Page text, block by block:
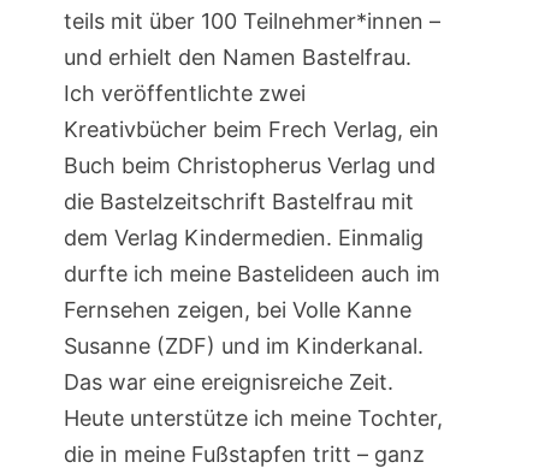
teils mit über 100 Teilnehmer*innen –
und erhielt den Namen Bastelfrau.
Ich veröffentlichte zwei
Kreativbücher beim Frech Verlag, ein
Buch beim Christopherus Verlag und
die Bastelzeitschrift Bastelfrau mit
dem Verlag Kindermedien. Einmalig
durfte ich meine Bastelideen auch im
Fernsehen zeigen, bei Volle Kanne
Susanne (ZDF) und im Kinderkanal.
Das war eine ereignisreiche Zeit.
Heute unterstütze ich meine Tochter,
die in meine Fußstapfen tritt – ganz